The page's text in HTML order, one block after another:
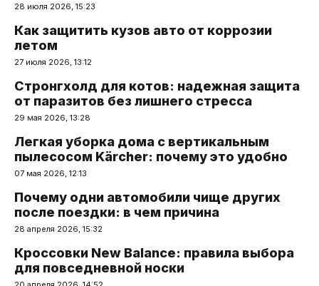
28 июля 2026, 15:23
Как защитить кузов авто от коррозии
летом
27 июля 2026, 13:12
Стронгхолд для котов: надежная защита
от паразитов без лишнего стресса
29 мая 2026, 13:28
Легкая уборка дома с вертикальным
пылесосом Kärcher: почему это удобно
07 мая 2026, 12:13
Почему одни автомобили чище других
после поездки: в чем причина
28 апреля 2026, 15:32
Кроссовки New Balance: правила выбора
для повседневной носки